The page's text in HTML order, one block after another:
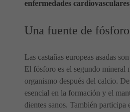
enfermedades
Una fuente de fósforo
Las castañas europeas asadas
El fósforo es el segundo mineral
organismo después del calcio.
esencial en la formación y el
dientes sanos. También participa